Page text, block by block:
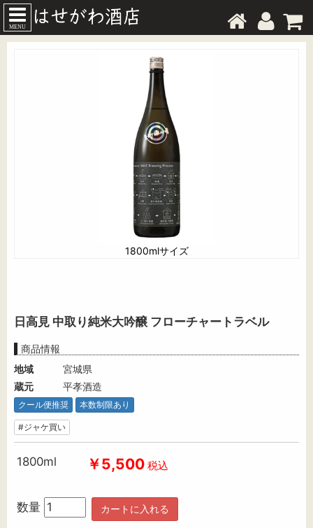
MENU
1800mlサイズ
日高見 中取り純米大吟醸 フローチャートラベル
商品情報
地域
宮城県
蔵元
平孝酒造
クール便推奨 本数制限あり
#ジャケ買い
1800ml ￥5,500 税込
数量 カートに入れる